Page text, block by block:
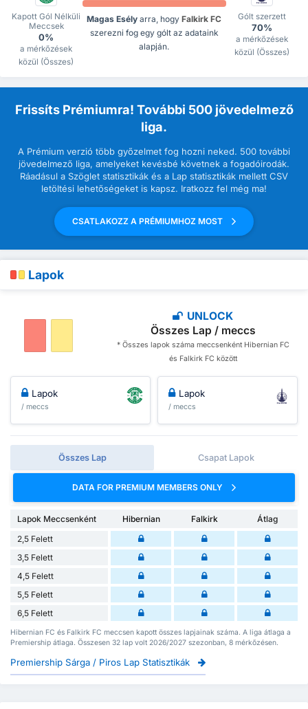
Kapott Gól Nélküli
Meccsek
0%
a mérkőzések
közül (Összes)
Magas Esély arra, hogy Falkirk FC
szerezni fog egy gólt az adataink
alapján.
Gólt szerzett
70%
a mérkőzések
közül (Összes)
Frissíts Prémiumra! További 500 jövedelmező
liga.
A Prémium verzió több győzelmet fog hozni neked. 500 további
jövedelmező liga, amelyeket kevésbé követnek a fogadóirodák.
Ráadásul a Szöglet statisztikák és a Lap statisztikák mellett CSV
letöltési lehetőségeket is kapsz. Iratkozz fel még ma!
CSATLAKOZZ A PRÉMIUMHOZ MOST
Lapok
UNLOCK
Összes Lap / meccs
* Összes lapok száma meccsenként Hibernian FC
és Falkirk FC között
Lapok
/ meccs
Lapok
/ meccs
Összes Lap Csapat Lapok
DATA FOR PREMIUM MEMBERS ONLY
Lapok Meccsenként Hibernian Falkirk
Átlag
2,5 Felett
3,5 Felett
4,5 Felett
5,5 Felett
6,5 Felett
Hibernian FC és Falkirk FC meccsen kapott összes lapjainak száma. A liga átlaga a
Premiership átlaga. Összesen 32 lap volt 2026/2027 szezonban, 8 mérkőzésen.
Premiership Sárga / Piros Lap Statisztikák